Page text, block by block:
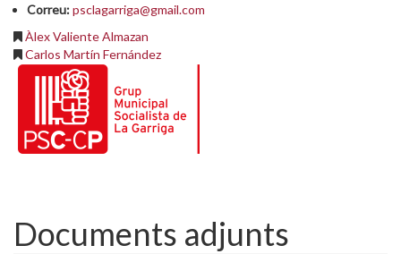
Correu:psclagarriga@gmail.com
Àlex Valiente Almazan
Carlos Martín Fernández
Documents adjunts